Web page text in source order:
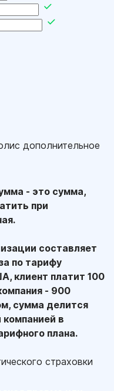
дополнительное
- это сумма,
при
составляет
по тарифу
клиент платит 100
- 900
сумма делится
в
плана.
страховки